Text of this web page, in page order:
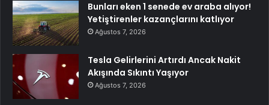
Bunları eken 1 senede ev araba alıyor!
Yetiştirenler kazançlarını katlıyor
Ağustos 7, 2026
Tesla Gelirlerini Artırdı Ancak Nakit
Akışında Sıkıntı Yaşıyor
Ağustos 7, 2026